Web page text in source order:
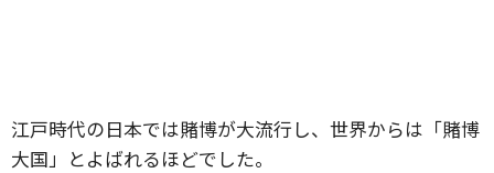
江戸時代の日本では賭博が大流行し、世界からは「賭博
大国」とよばれるほどでした。